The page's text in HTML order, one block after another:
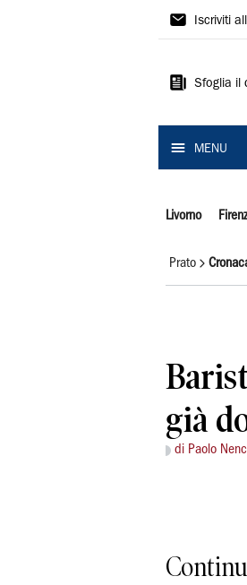
Il
Iscriviti
Sfoglia il
MENU
Livorno
Prato
già
di Paolo